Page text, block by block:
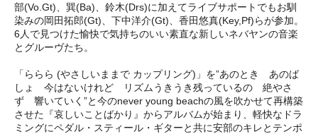
部(Vo.Gt)、巽(Ba)、鈴木(Drs)に加えてライブサポートでもお馴
染みの岡田拓郎(Gt)、下中洋介(Gt)、香田悠真(Key,Pf)らが参加。
6人で見つけた愉快で気持ちのいい素直な新しいネバヤンの音楽
とグルーヴたち。
「ららら (やさしいままで カップリング)」を”あのとき あのば
しょ 今はないけれど リズムうきうき残っているの 絶やさ
ず 響いていく”と今のnever young beachの風を吹かせて再構築
させた『哀しいことばかり』からアルバムが始まり、軽快なドラ
ミングにペダル・スティール・ギターと共に安部のキレとテンポ